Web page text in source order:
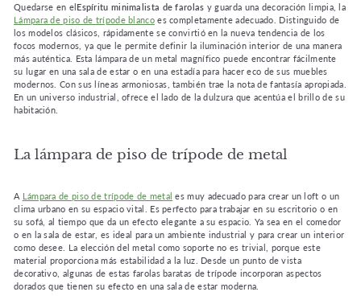
Quedarse en elEspíritu minimalista de farolas y guarda una decoración limpia, la
Lámpara de piso de trípode blancoes completamente adecuado. Distinguido de
los modelos clásicos, rápidamente se convirtió en la nueva tendencia de los
focos modernos, ya que le permite definir la iluminación interior de una manera
más auténtica. Esta lámpara de un metal magnífico puede encontrar fácilmente
su lugar en una sala de estar o en una estadía para hacer eco de sus muebles
modernos. Con sus líneas armoniosas, también trae la nota de fantasía apropiada.
En un universo industrial, ofrece el lado de la dulzura que acentúa el brillo de su
habitación.
La lámpara de piso de trípode de metal
A Lámpara de piso de trípode de metal es muy adecuado para crear un loft o un
clima urbano en su espacio vital. Es perfecto para trabajar en su escritorio o en
su sofá, al tiempo que da un efecto elegante a su espacio. Ya sea en el comedor
o en la sala de estar, es ideal para un ambiente industrial y para crear un interior
como desee. La elección del metal como soporte no es trivial, porque este
material proporciona más estabilidad a la luz. Desde un punto de vista
decorativo, algunas de estas farolas baratas de trípode incorporan aspectos
dorados que tienen su efecto en una sala de estar moderna.